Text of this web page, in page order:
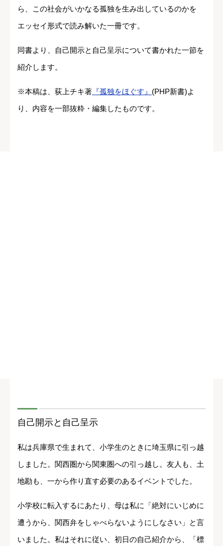
ら、この社会がいかなる孤独を生み出しているのかを
エッセイ形式で読み解いた一冊です。
同書より、自己開示と自己呈示について書かれた一節を
紹介します。
※本稿は、荻上チキ著 『孤独をほぐす』 (PHP新書)よ
り、内容を一部抜粋・編集したものです。
自己開示と自己呈示
私は兵庫県で生まれて、小学生のときに埼玉県に引っ越
しました。関西圏から関東圏への引っ越し。友人も、土
地勘も、一から作り直す必要のあるイベントでした。
小学校に転入するにあたり、母は私に「絶対にいじめに
遭うから、関西弁をしゃべらないようにしなさい」と言
いました。私はそれに従い、初日の自己紹介から、「標